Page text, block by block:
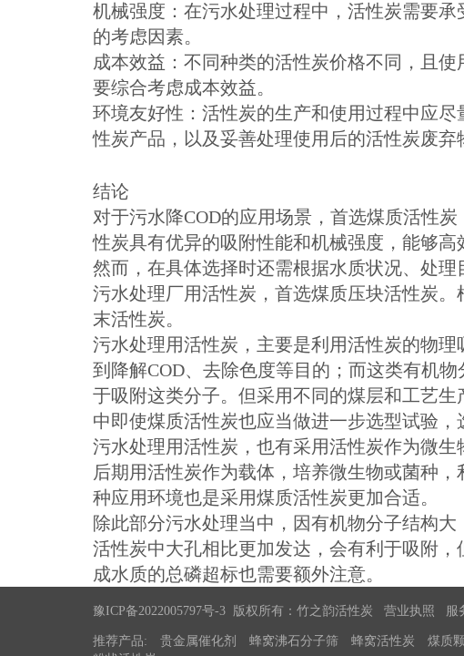
机械强度：在污水处理过程中，活性炭需要
的考虑因素。
成本效益：不同种类的活性炭价格不同，且
要综合考虑成本效益。
环境友好性：活性炭的生产和使用过程中应
性炭产品，以及妥善处理使用后的活性炭废弃
结论
对于污水降COD的应用场景，首选煤质活性
性炭具有优异的吸附性能和机械强度，能够高
然而，在具体选择时还需根据水质状况、处理
污水处理厂用活性炭，首选煤质压块活性炭
末活性炭。
污水处理用活性炭，主要是利用活性炭的物
到降解COD、去除色度等目的；而这类有机
于吸附这类分子。但采用不同的煤层和工艺
中即使煤质活性炭也应当做进一步选型试验
污水处理用活性炭，也有采用活性炭作为微
后期用活性炭作为载体，培养微生物或菌种
种应用环境也是采用煤质活性炭更加合适。
除此部分污水处理当中，因有机物分子结构
活性炭中大孔相比更加发达，会有利于吸附
成水质的总磷超标也需要额外注意。
豫ICP备2022005797号-3 版权所有：竹之韵活性炭 营业执照 服
推荐产品: 贵金属催化剂 蜂窝沸石分子筛 蜂窝活性炭 煤质